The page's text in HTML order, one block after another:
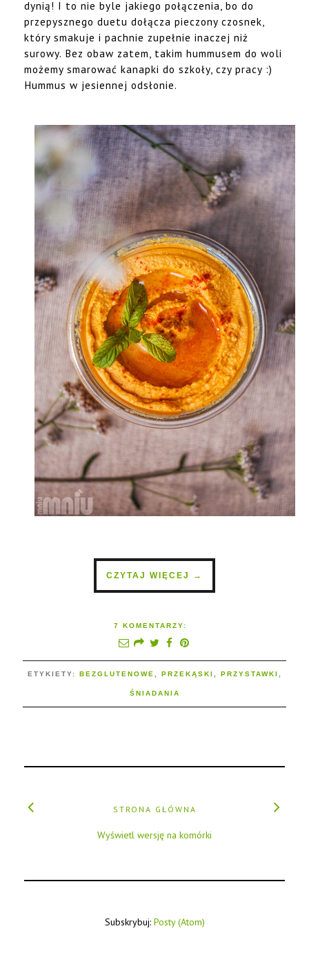
dynią! I to nie byle jakiego połączenia, bo do
przepysznego duetu dołącza pieczony czosnek,
który smakuje i pachnie zupełnie inaczej niż
surowy. Bez obaw zatem, takim hummusem do woli
możemy smarować kanapki do szkoły, czy pracy :)
Hummus w jesiennej odsłonie.
CZYTAJ WIĘCEJ →
7 KOMENTARZY:
ETYKIETY: BEZGLUTENOWE PRZEKĄSKI PRZYSTAWKI
ŚNIADANIA
STRONA GŁÓWNA
Wyświetl wersję na komórki
Subskrybuj: Posty (Atom)